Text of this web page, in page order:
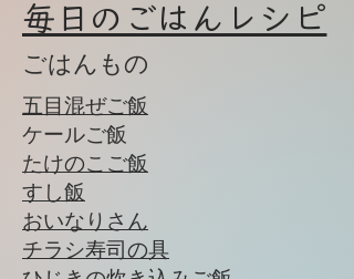
毎日のごはんレシピ
ごはんもの
​五目混ぜご飯
​ケールご飯
たけのこご飯
​​すし飯
​おいなりさん
​​チラシ寿司の具